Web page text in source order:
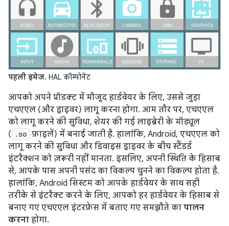
पहली इमेज. HAL कॉम्पोनेंट
आपको अपने प्रॉडक्ट में मौजूद हार्डवेयर के लिए, उससे जुड़ा
एचएएल (और ड्राइवर) लागू करना होगा. आम तौर पर, एचएएल
को लागू करने की सुविधा, शेयर की गई लाइब्रेरी के मॉड्यूल
( .so फ़ाइलें) में बनाई जाती है. हालांकि, Android, एचएएल को
लागू करने की सुविधा और डिवाइस ड्राइवर के बीच स्टैंडर्ड
इंटरैक्शन को ज़रूरी नहीं मानता. इसलिए, अपनी स्थिति के हिसाब
से, आपके पास अपनी पसंद का विकल्प चुनने का विकल्प होता है.
हालांकि, Android सिस्टम को आपके हार्डवेयर के साथ सही
तरीके से इंटरैक्ट करने के लिए, आपको हर हार्डवेयर के हिसाब से
बनाए गए एचएएल इंटरफ़ेस में बताए गए समझौते का पालन
करना होगा.